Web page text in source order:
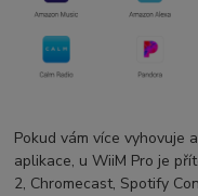
Pokud vám více vyhovuje
aplikace, u WiiM Pro je
2, Chromecast, Spotify